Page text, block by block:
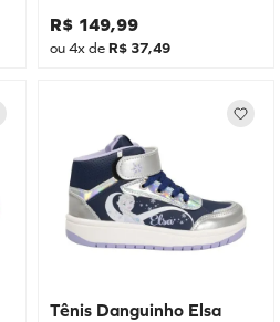
R$ 149,99
ou4x de R$ 37,49
Tênis Danguinho Elsa